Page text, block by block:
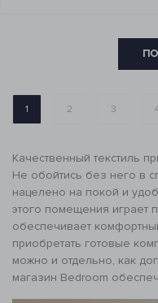
1 2 3
Качественный текстиль
Не обойтись без него в
нацелено на покой и
этого помещения играет
обеспечивает
приобретать готовые
можно и отдельно, как
магазин Bedroom